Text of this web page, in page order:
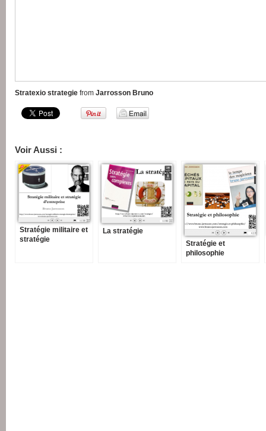
Stratexio strategie from Jarrosson Bruno
Voir Aussi :
Stratégie militaire et
stratégie
La stratégie
Stratégie et
philosophie